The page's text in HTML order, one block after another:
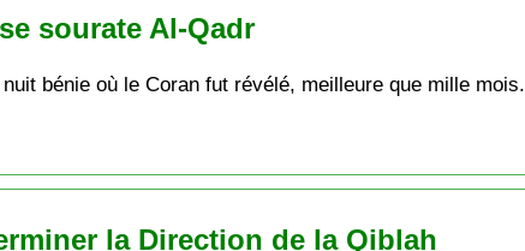
sourate Al-Qadr
bénie où le Coran fut révélé, meilleure que mille mois.
la Direction de la Qiblah